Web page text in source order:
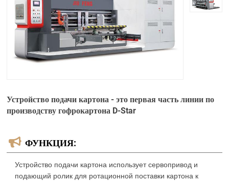
Устройство подачи картона - это первая часть линии по
производству гофрокартона D-Star
ФУНКЦИЯ:
Устройство подачи картона использует сервопривод и
подающий ролик для ротационной поставки картона к